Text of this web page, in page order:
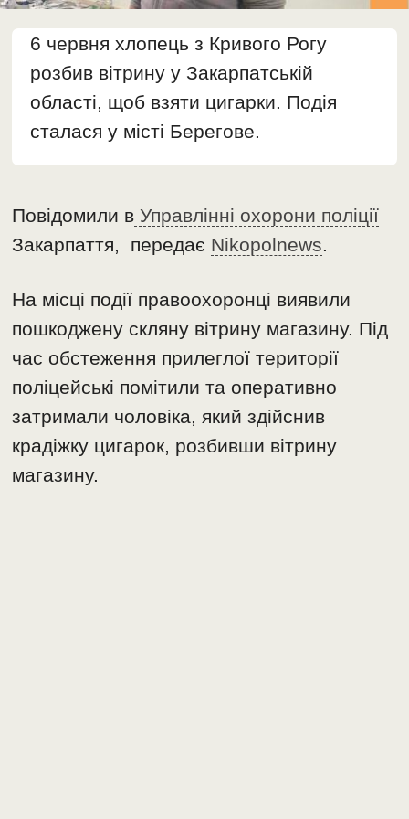
6 червня хлопець з Кривого Рогу
розбив вітрину у Закарпатській
області, щоб взяти цигарки. Подія
сталася у місті Берегове.
Повідомили в Управлінні охорони поліції
Закарпаття, передає Nikopolnews.
​На місці події правоохоронці виявили
пошкоджену скляну вітрину магазину. Під
час обстеження прилеглої території
поліцейські помітили та оперативно
затримали чоловіка, який здійснив
крадіжку цигарок, розбивши вітрину
магазину.